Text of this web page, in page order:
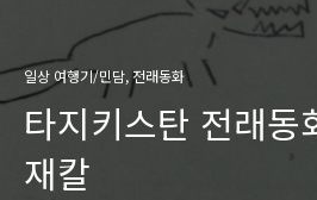
일상 여행기/민담, 전래동화
타지키스탄 전래동
재칼